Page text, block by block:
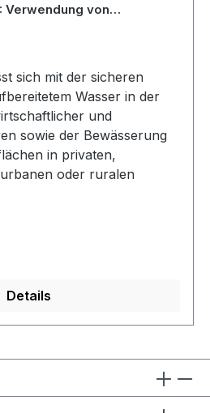
Verwendung von
sich mit der sicheren
Wasser in der
und
sowie der Bewässerung
in privaten,
oder ruralen
Details